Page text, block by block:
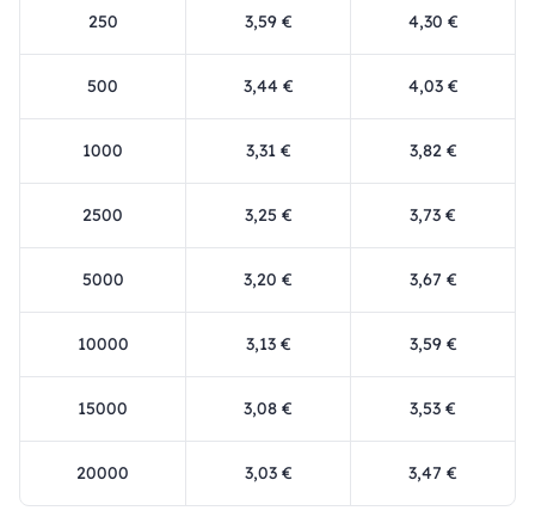
250 3,59 € 4,30 €
500 3,44 € 4,03 €
1000 3,31 € 3,82 €
2500 3,25 € 3,73 €
5000 3,20 € 3,67 €
10000 3,13 € 3,59 €
15000 3,08 € 3,53 €
20000 3,03 € 3,47 €